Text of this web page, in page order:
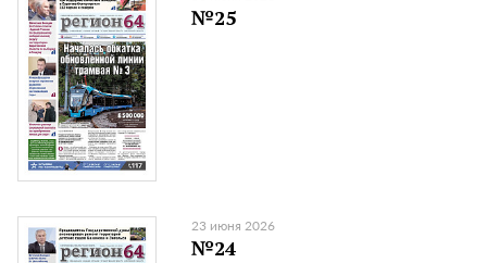
№25
23 июня 2026
№24